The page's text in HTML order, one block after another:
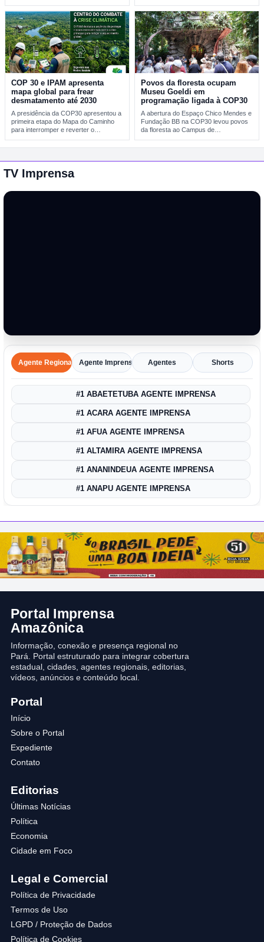
desses…
COP 30 e IPAM apresenta
mapa global para frear
desmatamento até 2030
A presidência da COP30 apresentou a
primeira etapa do Mapa do Caminho
para interromper e reverter o
Povos da floresta ocupam
Museu Goeldi em
programação ligada à COP30
A abertura do Espaço Chico Mendes e
Fundação BB na COP30 levou povos
da floresta ao Campus de…
TV Imprensa
Agente Regional Agente Imprensa Amazônica
Agentes Shorts
#1 ABAETETUBA AGENTE IMPRENSA
#1 ACARA AGENTE IMPRENSA
#1 AFUA AGENTE IMPRENSA
#1 ALTAMIRA AGENTE IMPRENSA
#1 ANANINDEUA AGENTE IMPRENSA
#1 ANAPU AGENTE IMPRENSA
Portal Imprensa
Amazônica
Informação, conexão e presença regional no
Pará. Portal estruturado para integrar cobertura
estadual, cidades, agentes regionais, editorias,
vídeos, anúncios e conteúdo local.
Portal
Início
Sobre o Portal
Expediente
Contato
Editorias
Últimas Notícias
Política
Economia
Cidade em Foco
Legal e Comercial
Política de Privacidade
Termos de Uso
LGPD / Proteção de Dados
Política de Cookies